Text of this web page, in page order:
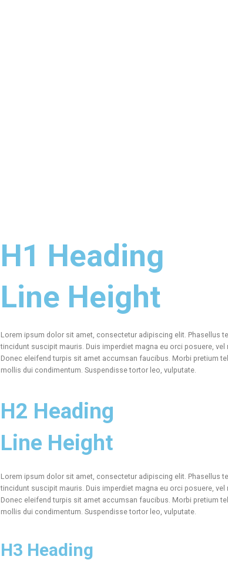
H1 Heading
Line Height
Lorem ipsum dolor sit amet, consectetur adipiscing elit. Phasellus
tincidunt suscipit mauris. Duis imperdiet magna eu orci posuere,
Donec eleifend turpis sit amet accumsan faucibus. Morbi pretium
mollis dui condimentum. Suspendisse tortor leo, vulputate.
H2 Heading
Line Height
Lorem ipsum dolor sit amet, consectetur adipiscing elit. Phasellus
tincidunt suscipit mauris. Duis imperdiet magna eu orci posuere,
Donec eleifend turpis sit amet accumsan faucibus. Morbi pretium
mollis dui condimentum. Suspendisse tortor leo, vulputate.
H3 Heading